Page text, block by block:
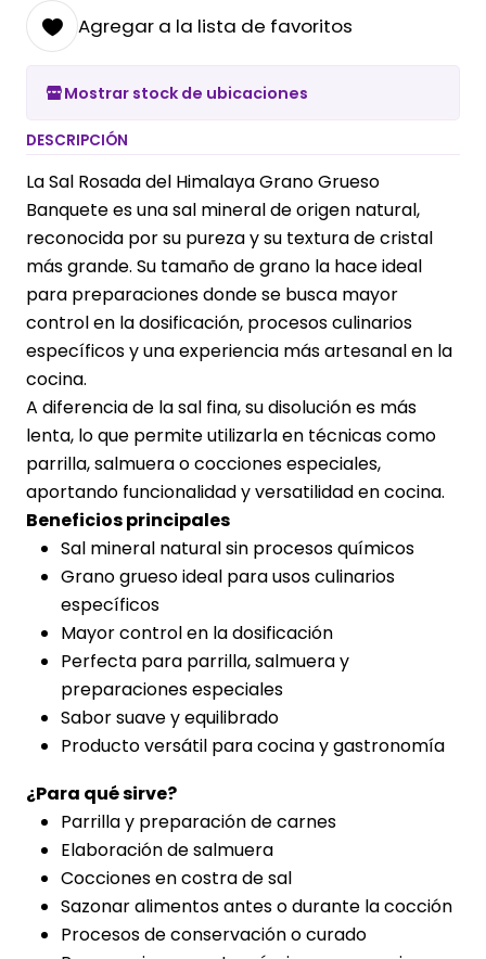
Agregar a la lista de favoritos
Mostrar stock de ubicaciones
DESCRIPCIÓN
La Sal Rosada del Himalaya Grano Grueso
Banquete es una sal mineral de origen natural,
reconocida por su pureza y su textura de cristal
más grande. Su tamaño de grano la hace ideal
para preparaciones donde se busca mayor
control en la dosificación, procesos culinarios
específicos y una experiencia más artesanal en la
cocina.
A diferencia de la sal fina, su disolución es más
lenta, lo que permite utilizarla en técnicas como
parrilla, salmuera o cocciones especiales,
aportando funcionalidad y versatilidad en cocina.
Beneficios principales
Sal mineral natural sin procesos químicos
Grano grueso ideal para usos culinarios
específicos
Mayor control en la dosificación
Perfecta para parrilla, salmuera y
preparaciones especiales
Sabor suave y equilibrado
Producto versátil para cocina y gastronomía
¿Para qué sirve?
Parrilla y preparación de carnes
Elaboración de salmuera
Cocciones en costra de sal
Sazonar alimentos antes o durante la cocción
Procesos de conservación o curado